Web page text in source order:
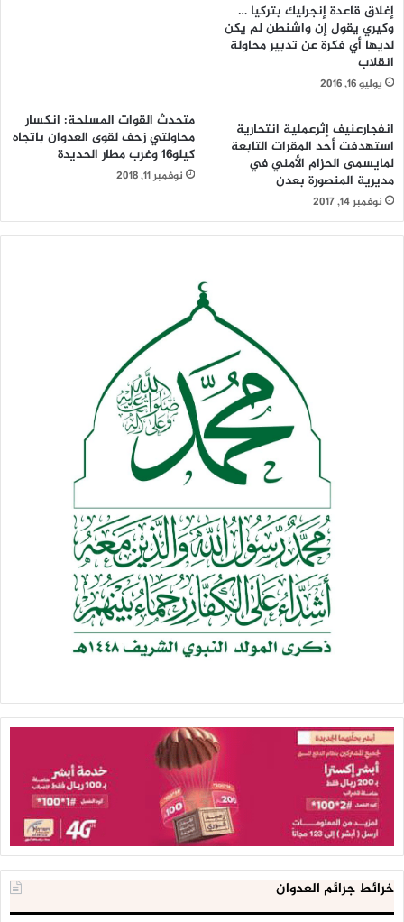
إغلاق قاعدة إنجرليك بتركيا …
وكيري يقول إن واشنطن لم يكن
لديها أي فكرة عن تدبير محاولة
انقلاب
يوليو 16, 2016
انفجارعنيف إثرعملية انتحارية
استهدفت أحد المقرات التابعة
لمايسمى الحزام الأمني في
مديرية المنصورة بعدن
نوفمبر 14, 2017
متحدث القوات المسلحة: انكسار
محاولتي زحف لقوى العدوان باتجاه
كيلو16 وغرب مطار الحديدة
نوفمبر 11, 2018
خرائط جرائم العدوان